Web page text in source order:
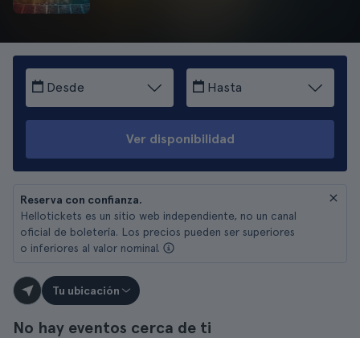
Desde Hasta
Ver disponibilidad
Reserva con confianza.
Hellotickets es un sitio web independiente, no un canal
oficial de boletería. Los precios pueden ser superiores
o inferiores al valor nominal.
Tu ubicación
No hay eventos cerca de ti